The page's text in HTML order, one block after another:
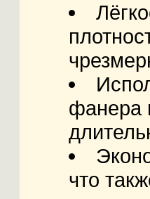
фанера
что